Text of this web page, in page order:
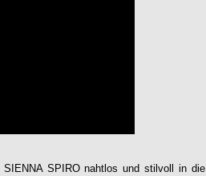
SIENNA SPIROnahtlos und stilvoll in die